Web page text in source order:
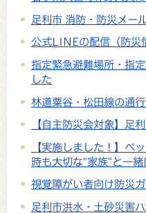
足利市 消防・防災メー
公式LINEの配信（防災
指定緊急避難場所・指
した
林道粟谷・松田線の通
【自主防災会対象】足
【実施しました！】ペ
時も大切な"家族"と一緒
視覚障がい者向け防災
足利市洪水・土砂災害